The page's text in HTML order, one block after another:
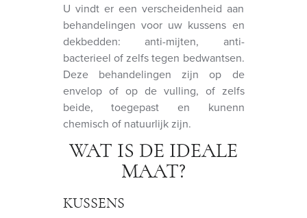
U vindt er een verscheidenheid aan
behandelingen voor uw kussens en
dekbedden: anti-mijten, anti-
bacterieel of zelfs tegen bedwantsen.
Deze behandelingen zijn op de
envelop of op de vulling, of zelfs
beide, toegepast en kunenn
chemisch of natuurlijk zijn.
WAT IS DE IDEALE
MAAT?
KUSSENS